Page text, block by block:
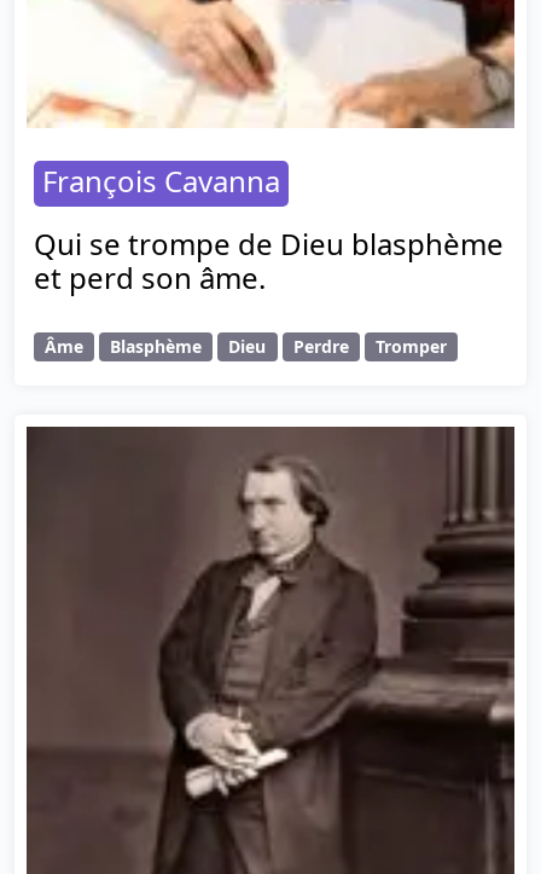
François Cavanna
Qui se trompe de Dieu blasphème
et perd son âme.
Âme Blasphème Dieu Perdre Tromper